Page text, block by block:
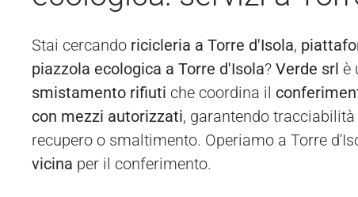
Stai cercando ricicleria a Torre d'Isola,
piazzola ecologica a Torre d'Isola? Verde srl è
smistamento rifiuti che coordina il
con mezzi autorizzati, garantendo
recupero o smaltimento. Operiamo a Torre
vicina per il conferimento.